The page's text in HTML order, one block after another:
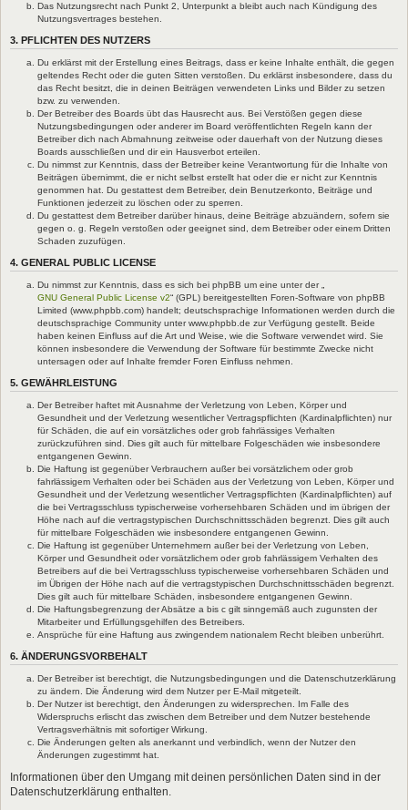
Das Nutzungsrecht nach Punkt 2, Unterpunkt a bleibt auch nach Kündigung des
Nutzungsvertrages bestehen.
3. PFLICHTEN DES NUTZERS
Du erklärst mit der Erstellung eines Beitrags, dass er keine Inhalte enthält, die gegen
geltendes Recht oder die guten Sitten verstoßen. Du erklärst insbesondere, dass du
das Recht besitzt, die in deinen Beiträgen verwendeten Links und Bilder zu setzen
bzw. zu verwenden.
Der Betreiber des Boards übt das Hausrecht aus. Bei Verstößen gegen diese
Nutzungsbedingungen oder anderer im Board veröffentlichten Regeln kann der
Betreiber dich nach Abmahnung zeitweise oder dauerhaft von der Nutzung dieses
Boards ausschließen und dir ein Hausverbot erteilen.
Du nimmst zur Kenntnis, dass der Betreiber keine Verantwortung für die Inhalte von
Beiträgen übernimmt, die er nicht selbst erstellt hat oder die er nicht zur Kenntnis
genommen hat. Du gestattest dem Betreiber, dein Benutzerkonto, Beiträge und
Funktionen jederzeit zu löschen oder zu sperren.
Du gestattest dem Betreiber darüber hinaus, deine Beiträge abzuändern, sofern sie
gegen o. g. Regeln verstoßen oder geeignet sind, dem Betreiber oder einem Dritten
Schaden zuzufügen.
4. GENERAL PUBLIC LICENSE
Du nimmst zur Kenntnis, dass es sich bei phpBB um eine unter der „
GNU General Public License v2“ (GPL) bereitgestellten Foren-Software von phpBB
Limited (www.phpbb.com) handelt; deutschsprachige Informationen werden durch die
deutschsprachige Community unter www.phpbb.de zur Verfügung gestellt. Beide
haben keinen Einfluss auf die Art und Weise, wie die Software verwendet wird. Sie
können insbesondere die Verwendung der Software für bestimmte Zwecke nicht
untersagen oder auf Inhalte fremder Foren Einfluss nehmen.
5. GEWÄHRLEISTUNG
Der Betreiber haftet mit Ausnahme der Verletzung von Leben, Körper und
Gesundheit und der Verletzung wesentlicher Vertragspflichten (Kardinalpflichten) nur
für Schäden, die auf ein vorsätzliches oder grob fahrlässiges Verhalten
zurückzuführen sind. Dies gilt auch für mittelbare Folgeschäden wie insbesondere
entgangenen Gewinn.
Die Haftung ist gegenüber Verbrauchern außer bei vorsätzlichem oder grob
fahrlässigem Verhalten oder bei Schäden aus der Verletzung von Leben, Körper und
Gesundheit und der Verletzung wesentlicher Vertragspflichten (Kardinalpflichten) auf
die bei Vertragsschluss typischerweise vorhersehbaren Schäden und im übrigen der
Höhe nach auf die vertragstypischen Durchschnittsschäden begrenzt. Dies gilt auch
für mittelbare Folgeschäden wie insbesondere entgangenen Gewinn.
Die Haftung ist gegenüber Unternehmern außer bei der Verletzung von Leben,
Körper und Gesundheit oder vorsätzlichem oder grob fahrlässigem Verhalten des
Betreibers auf die bei Vertragsschluss typischerweise vorhersehbaren Schäden und
im Übrigen der Höhe nach auf die vertragstypischen Durchschnittsschäden begrenzt.
Dies gilt auch für mittelbare Schäden, insbesondere entgangenen Gewinn.
Die Haftungsbegrenzung der Absätze a bis c gilt sinngemäß auch zugunsten der
Mitarbeiter und Erfüllungsgehilfen des Betreibers.
Ansprüche für eine Haftung aus zwingendem nationalem Recht bleiben unberührt.
6. ÄNDERUNGSVORBEHALT
Der Betreiber ist berechtigt, die Nutzungsbedingungen und die Datenschutzerklärung
zu ändern. Die Änderung wird dem Nutzer per E-Mail mitgeteilt.
Der Nutzer ist berechtigt, den Änderungen zu widersprechen. Im Falle des
Widerspruchs erlischt das zwischen dem Betreiber und dem Nutzer bestehende
Vertragsverhältnis mit sofortiger Wirkung.
Die Änderungen gelten als anerkannt und verbindlich, wenn der Nutzer den
Änderungen zugestimmt hat.
Informationen über den Umgang mit deinen persönlichen Daten sind in der
Datenschutzerklärung enthalten.